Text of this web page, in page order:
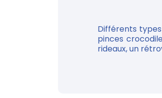
Différents
pinces
rideaux, un